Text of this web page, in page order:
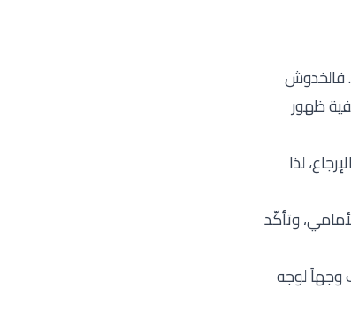
فالخدوش
ظهور
لذا
وتأكّد
وجهاً لوجه